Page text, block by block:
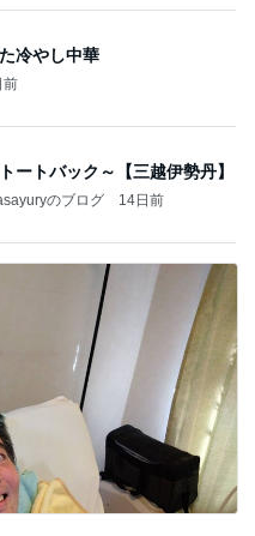
冷やし中華
前
ートバック～【三越伊勢丹】
のブログ 14日前